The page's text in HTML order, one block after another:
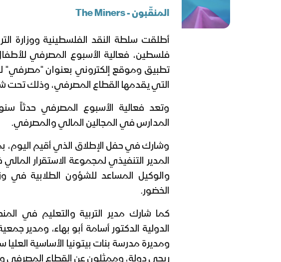
المنقّبون - The Miners
أطلقت سلطة النقد الفلسطينية ووزارة
تطبيق وموقع إلكتروني بعنوان "مصرفي"
التي يقدمها القطاع المصرفي، وذلك تحت
وتعد فعالية الأسبوع المصرفي حدثاً
المدارس في المجالين المالي والمصرفي.
وشارك في حفل الإطلاق الذي أقيم اليوم،
المدير التنفيذي لمجموعة الاستقرار
والوكيل المساعد للشؤون الطلابية في
الخضور.
كما شارك مدير التربية والتعليم في
الدولية الدكتور أسامة أبو بهاء، ومدير
ومديرة مدرسة بنات بيتونيا الأساسية العليا